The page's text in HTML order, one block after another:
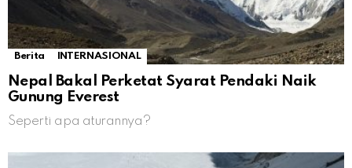
Berita INTERNASIONAL
Nepal Bakal Perketat Syarat Pendaki Naik
Gunung Everest
Seperti apa aturannya?